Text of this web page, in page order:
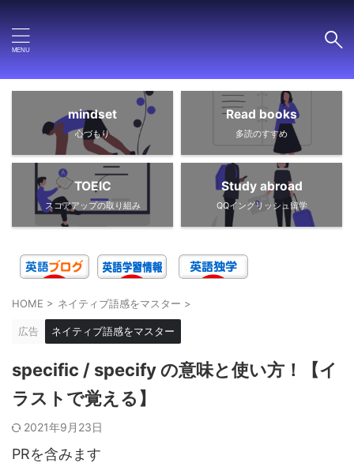
mindset
心づもり
Read books
多読のすすめ
TOEIC
スコアアップの取り組み
Study abroad
QQイングリッシュ留学
HOME > ネイティブ語感をマスター >
広告 ネイティブ語感をマスター
specific / specify の意味と使い方！【イ
ラストで覚える】
2021年9月23日
PRを含みます